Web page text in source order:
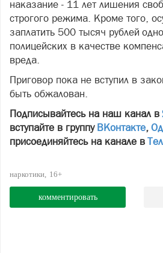
наказание - 11 лет лишения
строгого режима. Кроме того,
заплатить 500 тысяч рублей
полицейских в качестве
вреда.
Приговор пока не вступил в
быть обжалован.
Подписывайтесь на наш канал в
вступайте в группу ВКонтакте,
присоединяйтесь на канале в
наркотики 16+
комментировать